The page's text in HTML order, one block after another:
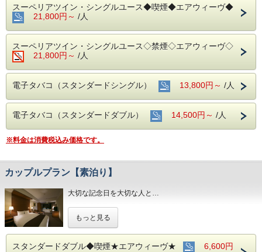
スーペリアツイン・シングルユース◆喫煙◆エアウィーヴ◆
21,800円～ /人
スーペリアツイン・シングルユース◇禁煙◇エアウィーヴ◇
21,800円～ /人
電子タバコ（スタンダードシングル） 13,800円～ /人
電子タバコ（スタンダードダブル） 14,500円～ /人
※料金は消費税込み価格です。
カップルプラン【素泊り】
大切な記念日を大切な人と…
■全室インターネット接続完備 ◎Ｗｉ－Ｆｉ接続無料◎
もっと見る
スタンダードダブル◆喫煙★エアウィーヴ★
6,600円